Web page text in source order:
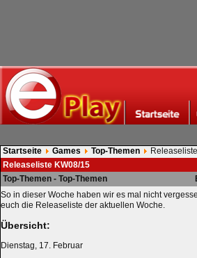
Startseite Games Top-Themen
Releaseliste KW08/15
Top-Themen - Top-Themen
So in dieser Woche haben wir es mal nicht
euch die Releaseliste der aktuellen Woche.
Übersicht:
Dienstag, 17. Februar